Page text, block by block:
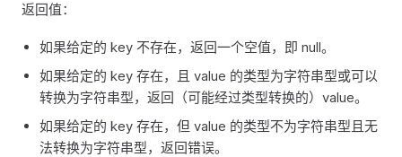
返回值：
如果给定的 key 不存在，返回一个空值，即 null。
如果给定的 key 存在，且 value 的类型为字符串型或可以
转换为字符串型，返回（可能经过类型转换的）value。
如果给定的 key 存在，但 value 的类型不为字符串型且无
法转换为字符串型，返回错误。